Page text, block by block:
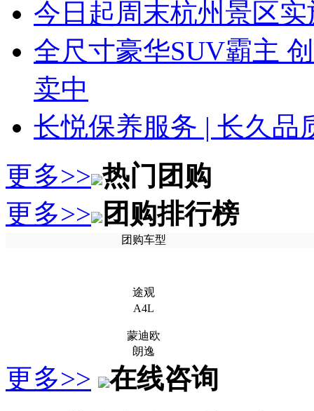
今日起周末杭州景区
全尺寸豪华SUV霸主
卖中
长悦保养服务 | 长久品
更多>> 热门团购
更多>> 团购排行榜
团购车型
途观
A4L
蒙迪欧
朗逸
更多>>
在线咨询